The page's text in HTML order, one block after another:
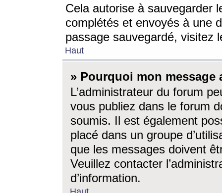
Cela autorise à sauvegarder
complétés et envoyés à une
passage sauvegardé, visitez
Haut
» Pourquoi mon message
L’administrateur du forum
vous publiez dans le forum
soumis. Il est également
placé dans un groupe
que les messages doivent
Veuillez contacter
d’information.